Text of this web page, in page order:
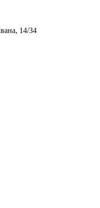
14/34